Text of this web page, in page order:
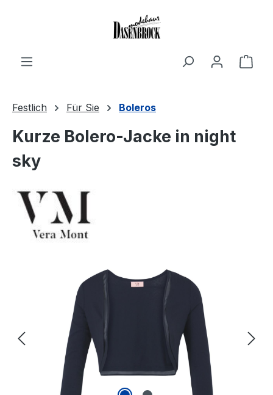
Festlich Für Sie Boleros
Kurze Bolero-Jacke in night
sky
Bildergalerie überspringen